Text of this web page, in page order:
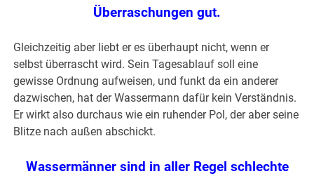
Überraschungen gut.
Gleichzeitig aber liebt er es überhaupt nicht, wenn er
selbst überrascht wird. Sein Tagesablauf soll eine
gewisse Ordnung aufweisen, und funkt da ein anderer
dazwischen, hat der Wassermann dafür kein Verständnis.
Er wirkt also durchaus wie ein ruhender Pol, der aber seine
Blitze nach außen abschickt.
Wassermänner sind in aller Regel schlechte